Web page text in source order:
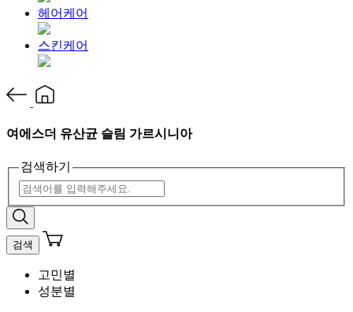
헤어케어
스킨케어
여에스더 유산균 슬림 가르시니아
검색하기
검색
고민별
성분별